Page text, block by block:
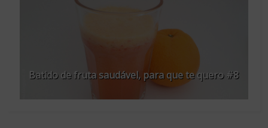
Batido de fruta saudável, para que te quero #8